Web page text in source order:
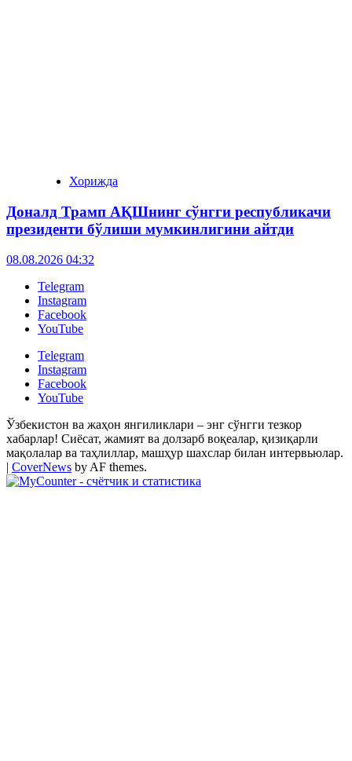
Хорижда
Доналд Трамп АҚШнинг сўнгги республикачи
президенти бўлиши мумкинлигини айтди
08.08.2026 04:32
Telegram
Instagram
Facebook
YouTube
Telegram
Instagram
Facebook
YouTube
Ўзбекистон ва жаҳон янгиликлари – энг сўнгги тезкор
хабарлар! Сиёсат, жамият ва долзарб воқеалар, қизиқарли
мақолалар ва таҳлиллар, машҳур шахслар билан интервьюлар.
| CoverNews by AF themes.